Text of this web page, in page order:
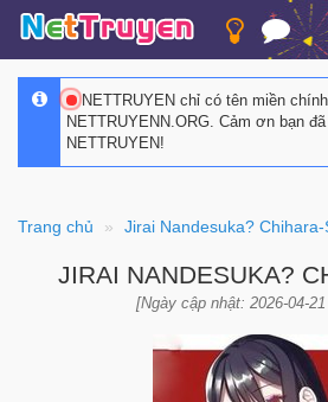
NETTRUYEN chỉ có tên miền
NETTRUYENN.ORG. Cảm ơn bạn
NETTRUYEN!
Trang chủ Jirai Nandesuka? Chihara-
JIRAI NANDESUKA?
[Ngày cập nhật: 2026-04-